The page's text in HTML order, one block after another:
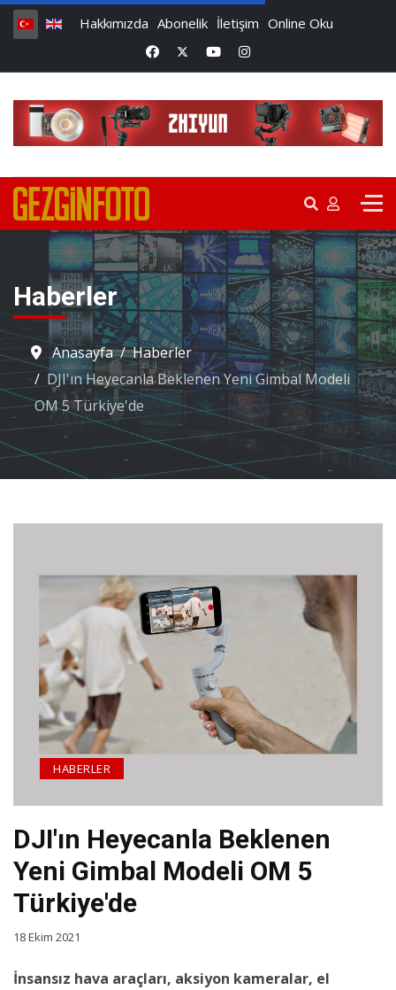
Hakkımızda Abonelik İletişim Online Oku
Haberler
Anasayfa
Haberler
DJI'ın Heyecanla Beklenen Yeni Gimbal Modeli
OM 5 Türkiye'de
DJI'ın Heyecanla Beklenen
Yeni Gimbal Modeli OM 5
Türkiye'de
HABERLER
18 Ekim 2021
İnsansız hava araçları, aksiyon kameralar, el